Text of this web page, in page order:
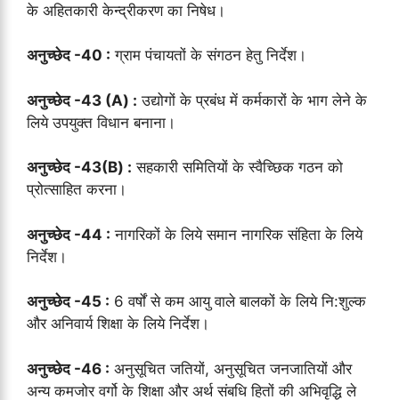
के अहितकारी केन्द्रीकरण का निषेध।
अनुच्छेद -40 : ग्राम पंचायतों के संगठन हेतु निर्देश।
अनुच्छेद -43 (A) : उद्योगों के प्रबंध में कर्मकारों के भाग लेने के
लिये उपयुक्त विधान बनाना।
अनुच्छेद -43(B) : सहकारी समितियों के स्वैच्छिक गठन को
प्रोत्साहित करना।
अनुच्छेद -44 : नागरिकों के लिये समान नागरिक संहिता के लिये
निर्देश।
अनुच्छेद -45 : 6 वर्षों से कम आयु वाले बालकों के लिये नि:शुल्क
और अनिवार्य शिक्षा के लिये निर्देश।
अनुच्छेद -46 : अनुसूचित जतियों, अनुसूचित जनजातियों और
अन्य कमजोर वर्गो के शिक्षा और अर्थ संबधि हितों की अभिवृद्धि ले